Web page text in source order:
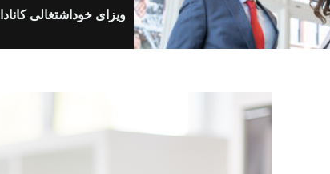
ویزای خوداشتغالی کانادا 2023